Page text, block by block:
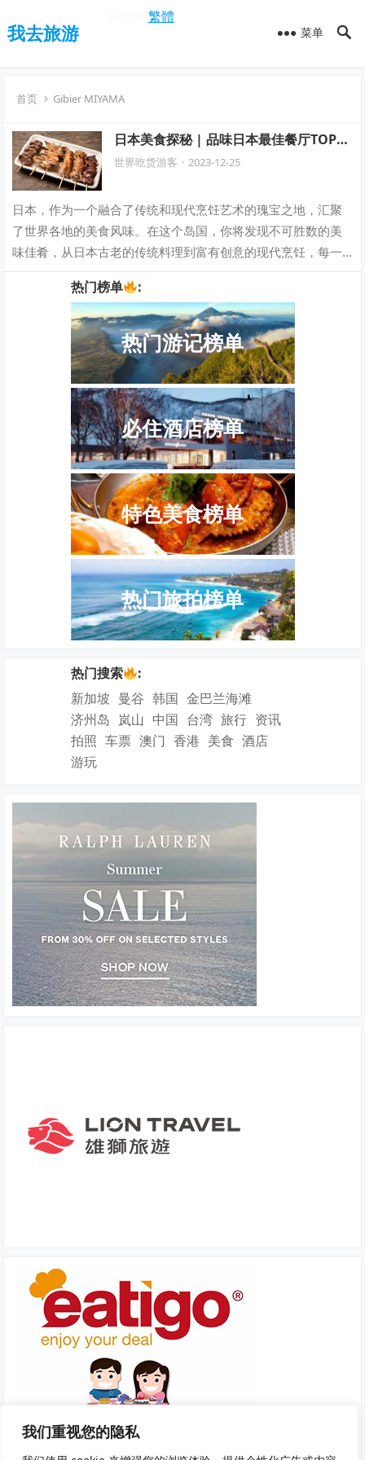
我们重视您的隐私
繁體
我去旅游 菜单
首页 Gibier MIYAMA
日本美食探秘 | 品味日本最佳餐厅TOP榜
单
世界吃货游客 · 2023-12-25
日本，作为一个融合了传统和现代烹饪艺术的瑰宝之地，汇聚
了世界各地的美食风味。在这个岛国，你将发现不可胜数的美
味佳肴，从日本古老的传统料理到富有创意的现代烹饪，每一
热门榜单 :
热门游记榜单
必住酒店榜单
特色美食榜单
热门旅拍榜单
热门搜索
:
新加坡 曼谷 韩国 金巴兰海滩
济州岛 岚山 中国 台湾 旅行 资讯
拍照 车票 澳门 香港 美食 酒店
游玩